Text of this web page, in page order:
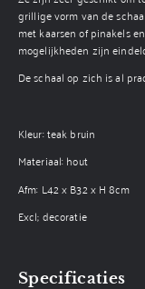
grillige vorm van de
met kaarsen of pinakels
mogelijkheden zijn
De schaal op zich is al
Kleur: teak bruin
Materiaal: hout
Afm: L42 x B32 x H 8cm
Excl; decoratie
Specificaties